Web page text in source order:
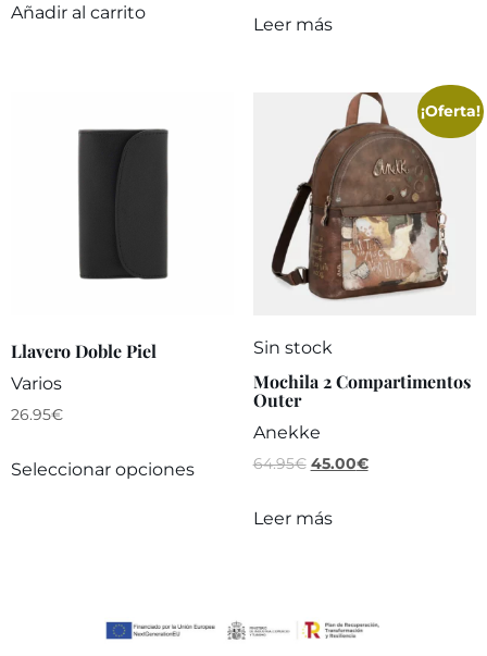
Añadir al carrito
Leer más
Llavero Doble Piel
Varios
26.95€
Seleccionar opciones
¡Oferta!
Sin stock
Mochila 2 Compartimentos
Outer
Anekke
64.95€ 45.00€
Leer más